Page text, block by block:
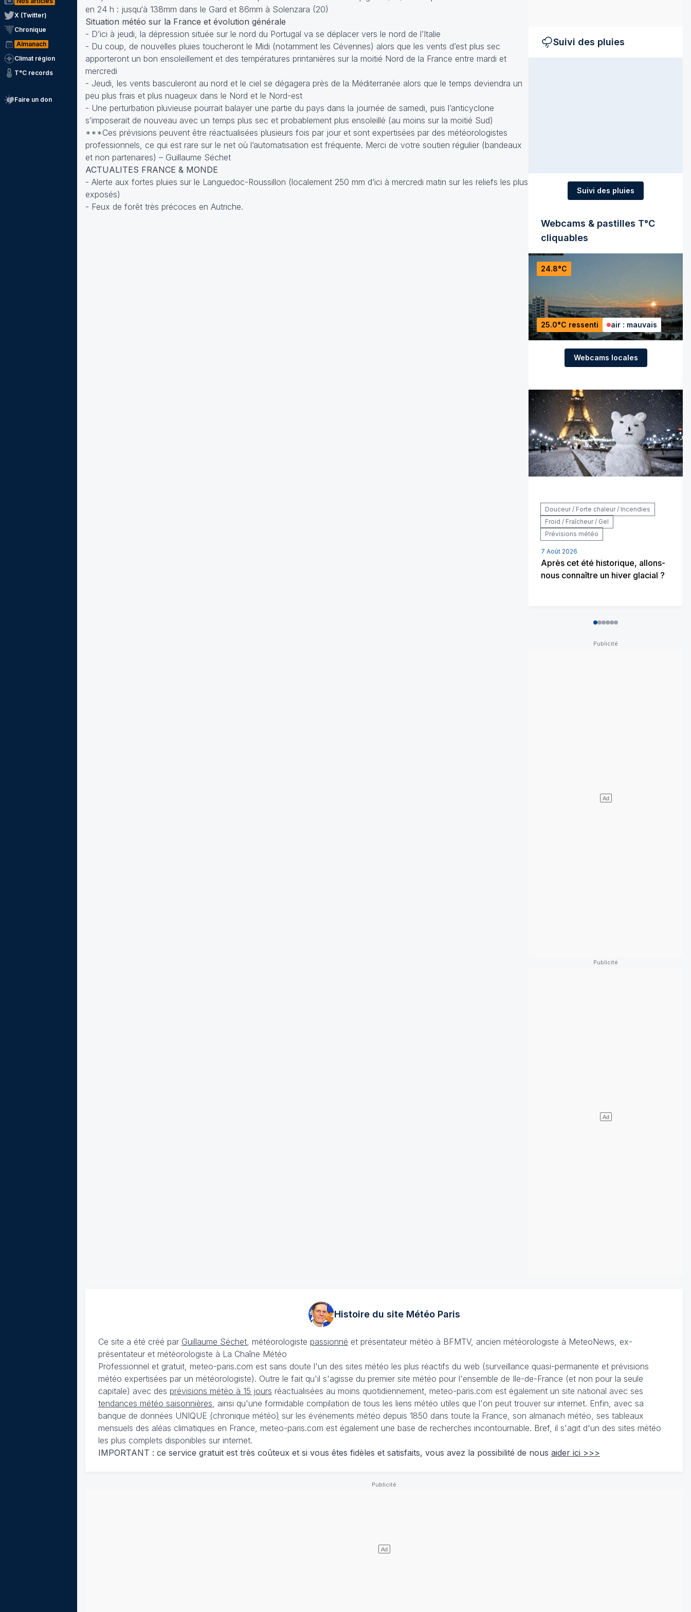
X (Twitter)
Chronique
Almanach
Climat région
T°C records
Faire un don
en 24 h : jusqu‘à 138mm dans le Gard et 86mm à Solenzara (20)
Situation météo sur la France et évolution générale
- D’ici à jeudi, la dépression située sur le nord du Portugal va se déplacer vers le nord de l’Italie
- Du coup, de nouvelles pluies toucheront le Midi (notamment les Cévennes) alors que les vents d’est plus sec
apporteront un bon ensoleillement et des températures printanières sur la moitié Nord de la France entre mardi et
mercredi
- Jeudi, les vents basculeront au nord et le ciel se dégagera près de la Méditerranée alors que le temps deviendra un
peu plus frais et plus nuageux dans le Nord et le Nord-est
- Une perturbation pluvieuse pourrait balayer une partie du pays dans la journée de samedi, puis l’anticyclone
s’imposerait de nouveau avec un temps plus sec et probablement plus ensoleillé (au moins sur la moitié Sud)
***Ces prévisions peuvent être réactualisées plusieurs fois par jour et sont expertisées par des météorologistes
professionnels, ce qui est rare sur le net où l’automatisation est fréquente. Merci de votre soutien régulier (bandeaux
et non partenaires) – Guillaume Séchet
ACTUALITES FRANCE & MONDE
- Alerte aux fortes pluies sur le Languedoc-Roussillon (localement 250 mm d’ici à mercredi matin sur les reliefs les plus
exposés)
- Feux de forêt très précoces en Autriche.
Suivi des pluies
Suivi des pluies
Webcams & pastilles T°C
cliquables
24.8°C
25.0°C ressenti air : mauvais
Webcams locales
Douceur / Forte chaleur / Incendies
Froid / Fraîcheur / Gel
Prévisions météo
7 Août 2026
Après cet été historique, allons-
nous connaître un hiver glacial ?
012345
Histoire du site MétéoParis
Ce site a été créé par Guillaume Séchet , météorologiste passionné et présentateur météo à BFMTV, ancien météorologiste à MeteoNews, ex-
présentateur et météorologiste à La Chaîne Météo
Professionnel et gratuit, meteo-paris.com est sans doute l'un des sites météo les plus réactifs du web (surveillance quasi-permanente et prévisions
météo expertisées par un météorologiste). Outre le fait qu'il s'agisse du premier site météo pour l'ensemble de Ile-de-France (et non pour la seule
capitale) avec des prévisions météo à 15 jours réactualisées au moins quotidiennement, meteo-paris.com est également un site national avec ses
tendances météo saisonnières , ainsi qu'une formidable compilation de tous les liens météo utiles que l'on peut trouver sur internet. Enfin, avec sa
banque de données UNIQUE (chronique météo) sur les événements météo depuis 1850 dans toute la France, son almanach météo, ses tableaux
mensuels des aléas climatiques en France, meteo-paris.com est également une base de recherches incontournable. Bref, il s'agit d'un des sites météo
les plus complets disponibles sur internet.
IMPORTANT : ce service gratuit est très coûteux et si vous êtes fidèles et satisfaits, vous avez la possibilité de nous aider ici >>>